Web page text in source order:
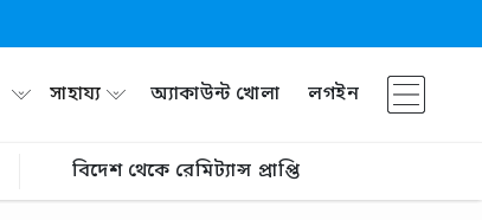
সাহায্য অ্যাকাউন্ট খোলা লগইন
বিদেশ থেকে রেমিট্যান্স প্রাপ্তি